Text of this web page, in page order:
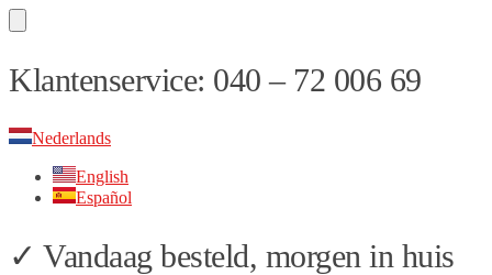
Skip
to
Skip
to
Klantenservice: 040 – 72 006 69
Nederlands
English
Español
✓ Vandaag besteld, morgen in huis